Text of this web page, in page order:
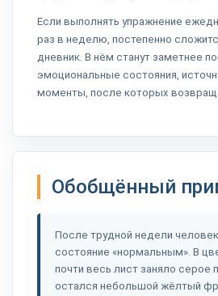
Если выполнять упражнение
раз в неделю, постепенно
дневник. В нём станут заметнее
эмоциональные состояния,
моменты, после которых
Обобщённый
После трудной недели
состояние «нормальным». В
почти весь лист заняло серое
остался небольшой жёлтый